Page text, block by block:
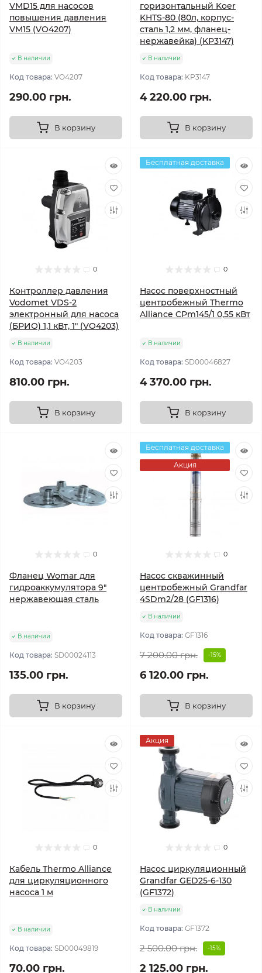
VMD15 для насосов
повышения давления
VM15 (VO4207)
В наличии
Код товара: VO4207
290.00 грн.
В корзину
горизонтальный Koer
KHTS-80 (80л, корпус-
сталь 1,2 мм, фланец-
нержавейка) (KP3147)
В наличии
Код товара: KP3147
4 220.00 грн.
В корзину
0
Контроллер давления
Vodomet VDS-2
электронный для насоса
(БРИО) 1,1 кВт, 1" (VO4203)
В наличии
Код товара: VO4203
810.00 грн.
В корзину
Бесплатная доставка
0
Насос поверхностный
центробежный Thermo
Alliance CPm145/1 0,55 кВт
В наличии
Код товара: SD00046827
4 370.00 грн.
В корзину
0
Фланец Womar для
гидроаккумулятора 9"
нержавеющая сталь
В наличии
Код товара: SD00024113
135.00 грн.
В корзину
Бесплатная доставка
Акция
0
Насос скважинный
центробежный Grandfar
4SDm2/28 (GF1316)
В наличии
Код товара: GF1316
7 200.00 грн. -15%
6 120.00 грн.
В корзину
0
Кабель Thermo Alliance
для циркуляционного
насоса 1 м
В наличии
Код товара: SD00049819
70.00 грн.
Акция
0
Насос циркуляционный
Grandfar GED25-6-130
(GF1372)
В наличии
Код товара: GF1372
2 500.00 грн. -15%
2 125.00 грн.